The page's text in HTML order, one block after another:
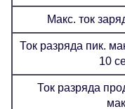
Макс. ток
Ток разряда пик.
10
Ток разряда